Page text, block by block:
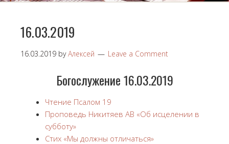
16.03.2019
16.03.2019 byАлексей Leave a Comment
Богослужение 16.03.2019
Чтение Псалом 19
Проповедь Никитяев АВ «Об исцелении в
субботу»
Стих «Мы должны отличаться»